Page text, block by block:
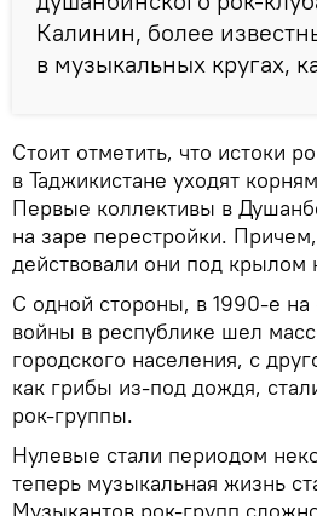
Калинин, более
в музыкальных кругах,
Стоит отметить, что истоки
в Таджикистане уходят
Первые коллективы в
на заре перестройки.
действовали они под крылом
С одной стороны, в 1990-е
войны в республике шел
городского населения, с
как грибы из-под дождя,
рок-группы.
Нулевые стали периодом
теперь музыкальная жизнь